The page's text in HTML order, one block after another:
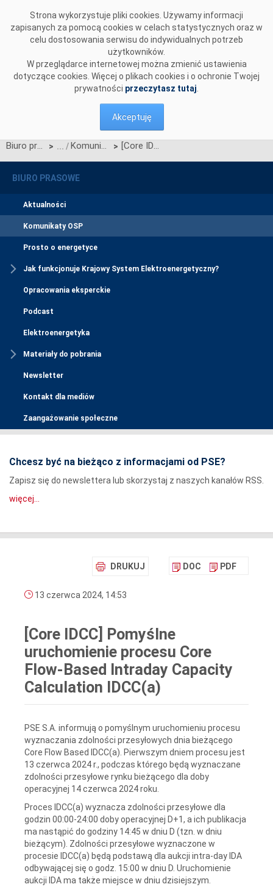
Strona wykorzystuje pliki cookies. Używamy informacji
zapisanych za pomocą cookies w celach statystycznych oraz w
celu dostosowania serwisu do indywidualnych potrzeb
użytkowników.
W przeglądarce internetowej można zmienić ustawienia
dotyczące cookies. Więcej o plikach cookies i o ochronie Twojej
prywatności przeczytasz tutaj
Akceptuję
Biuro prasowe > Komunikaty OSP > [Core IDCC] Pomyślne uruchomienie procesu Core Flow-Based Intraday Capacity Calculation IDCC(a)
BIURO PRASOWE
Aktualności
Komunikaty OSP
Prosto o energetyce
Jak funkcjonuje Krajowy System Elektroenergetyczny?
Opracowania eksperckie
Podcast
Elektroenergetyka
Materiały do pobrania
Newsletter
Kontakt dla mediów
Zaangażowanie społeczne
Chcesz być na bieżąco z informacjami od PSE?
Zapisz się do newslettera lub skorzystaj z naszych kanałów RSS.
więcej...
DRUKUJ DOC PDF
13 czerwca 2024, 14:53
[Core IDCC] Pomyślne
uruchomienie procesu Core
Flow-Based Intraday Capacity
Calculation IDCC(a)
PSE S.A. informują o pomyślnym uruchomieniu procesu
wyznaczania zdolności przesyłowych dnia bieżącego
Core Flow Based IDCC(a). Pierwszym dniem procesu jest
13 czerwca 2024 r., podczas którego będą wyznaczane
zdolności przesyłowe rynku bieżącego dla doby
operacyjnej 14 czerwca 2024 roku.
Proces IDCC(a) wyznacza zdolności przesyłowe dla
godzin 00:00-24:00 doby operacyjnej D+1, a ich publikacja
ma nastąpić do godziny 14:45 w dniu D (tzn. w dniu
bieżącym). Zdolności przesyłowe wyznaczone w
procesie IDCC(a) będą podstawą dla aukcji intra-day IDA
odbywającej się o godz. 15:00 w dniu D. Uruchomienie
aukcji IDA ma także miejsce w dniu dzisiejszym.